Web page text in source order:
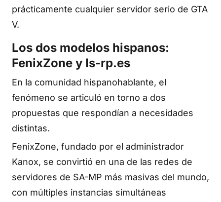
prácticamente cualquier servidor serio de GTA
V.
Los dos modelos hispanos:
FenixZone y ls-rp.es
En la comunidad hispanohablante, el
fenómeno se articuló en torno a dos
propuestas que respondían a necesidades
distintas.
FenixZone, fundado por el administrador
Kanox, se convirtió en una de las redes de
servidores de SA-MP más masivas del mundo,
con múltiples instancias simultáneas